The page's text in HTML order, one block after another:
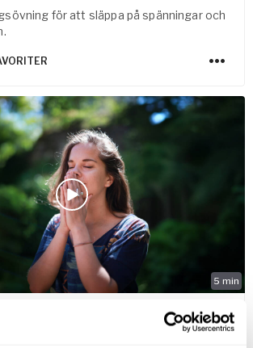
för att släppa på spänningar och
5 min